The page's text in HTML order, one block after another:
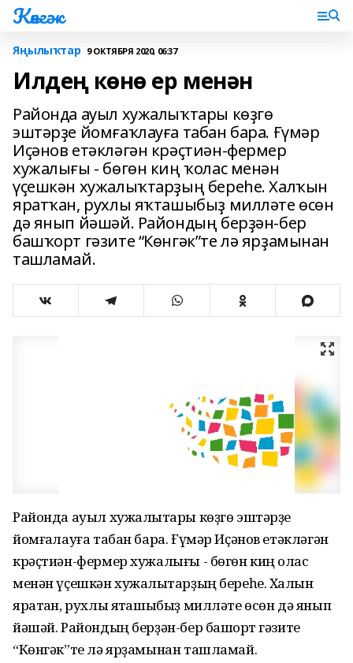
Көнгәк
Яңылыҡтар 9 ОКТЯБРЯ 2020, 06:37
Илдең көнө ер менән
Районда ауыл хужалыҡтары көҙгө
эштәрҙе йомғаҡлауға табан бара. Ғүмәр
Иҫәнов етәкләгән крәҫтиән-фермер
хужалығы - бөгөн киң ҡолас менән
үҫешкән хужалыҡтарҙың береһе. Халҡын
яратҡан, рухлы яҡташыбыҙ милләте өсөн
дә янып йәшәй. Райондың берҙән-бер
башҡорт гәзите “Көнгәк”те лә ярҙамынан
ташламай.
Районда ауыл хужалыҡтары көҙгө эштәрҙе
йомғаҡлауға табан бара. Ғүмәр Иҫәнов етәкләгән
крәҫтиән-фермер хужалығы - бөгөн киң ҡолас
менән үҫешкән хужалыҡтарҙың береһе. Халҡын
яратҡан, рухлы яҡташыбыҙ милләте өсөн дә янып
йәшәй. Райондың берҙән-бер башҡорт гәзите
“Көнгәк”те лә ярҙамынан ташламай.